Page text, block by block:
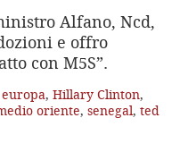
Alfano, Ncd,
e offro
con M5S”.
europa, Hillary Clinton,
oriente, senegal, ted